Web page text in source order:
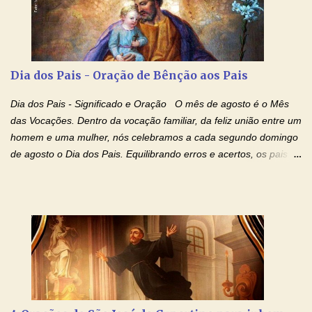
Não desista, Jesus irá curar todas suas feridas, Creia! Adriana-
Devoção e Fé Oração de Libertação das Drogas (São Miguel
Arcanjo) "Senhor, Pai Eterno, em Nome de Teu Filho Jesus,
Nosso Senhor Jesus Cristo, concedei a vida a todos aqueles que
se encontram encarcerados em um vício, escravos de alguma
droga. Senhor, Pai Poderoso e cheio de Misericórdia, na
autoridade do Nome de Jesus libertai da escravidão do vício das
drogas, c...
Dia dos Pais - Oração de Bênção aos Pais
Dia dos Pais - Significado e Oração O mês de agosto é o Mês
das Vocações. Dentro da vocação familiar, da feliz união entre um
homem e uma mulher, nós celebramos a cada segundo domingo
de agosto o Dia dos Pais. Equilibrando erros e acertos, os pais
conforto, boa alimentação, educação de qualidade. E, em geral,
procuram orientá-los para que enfrentem o mundo, com suas
alegrias, com seus dissabores. Acompanham-nos em suas
vitórias, em seus fracassos, em suas lutas. É claro que há
exceções, mas essas exceções só confirmam uma regra porque
pais que não se preocupam com seus filhos não estão no seu